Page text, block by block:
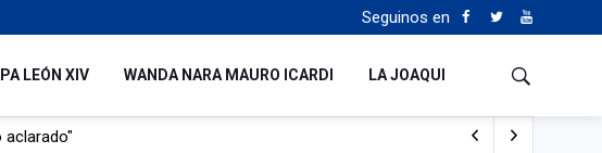
Seguinos en
LEÓN XIV WANDA NARA MAURO ICARDI LA JOAQUI
de Javier Milei y Lula da Silva